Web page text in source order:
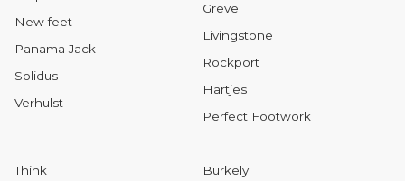
New feet
Panama Jack
Solidus
Verhulst
Greve
Livingstone
Rockport
Hartjes
Perfect Footwork
Think
Burkely